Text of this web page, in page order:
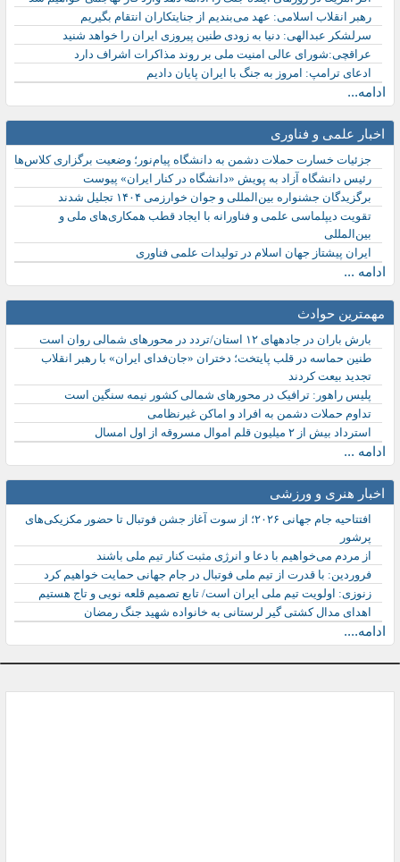
اگر آمریکا در روزهای آینده جنگ را ادامه دهد وارد فاز تهاجمی خواهیم شد
رهبر انقلاب اسلامی: عهد می‌بندیم از جنایتکاران انتقام بگیریم
سرلشکر عبدالهی: دنیا به زودی طنین پیروزی ایران را خواهد شنید
عراقچی:شورای عالی امنیت ملی بر روند مذاکرات اشراف دارد
ادعای ترامپ: امروز به جنگ با ایران پایان دادیم
ادامه...
اخبار علمی و فناوری
جزئیات خسارت حملات دشمن به دانشگاه پیام‌نور؛ وضعیت برگزاری کلاس‌ها
رئیس دانشگاه آزاد به پویش «دانشگاه در کنار ایران» پیوست
برگزیدگان جشنواره بین‌المللی و جوان خوارزمی ۱۴۰۴ تجلیل شدند
تقویت دیپلماسی علمی و فناورانه با ایجاد قطب همکاری‌های ملی و
بین‌المللی
ایران پیشتاز جهان اسلام در تولیدات علمی فناوری
ادامه ...
مهمترین حوادث
بارش باران در جادههای ۱۲ استان/تردد در محورهای شمالی روان است
طنین حماسه در قلب پایتخت؛ دختران «جان‌فدای ایران» با رهبر انقلاب
تجدید بیعت کردند
پلیس راهور: ترافیک در محورهای شمالی کشور نیمه سنگین است
تداوم حملات دشمن به افراد و اماکن غیرنظامی
استرداد بیش از ۲ میلیون قلم اموال مسروقه از اول امسال
ادامه ...
اخبار هنری و ورزشی
افتتاحیه جام جهانی ۲۰۲۶؛ از سوت آغاز جشن فوتبال تا حضور مکزیکی‌های
پرشور
از مردم می‌خواهیم با دعا و انرژی مثبت کنار تیم ملی باشند
فروردین: با قدرت از تیم ملی فوتبال در جام جهانی حمایت خواهیم کرد
زنوزی: اولویت تیم ملی ایران است/ تابع تصمیم قلعه نویی و تاج هستیم
اهدای مدال کشتی گیر لرستانی به خانواده شهید جنگ رمضان
ادامه....